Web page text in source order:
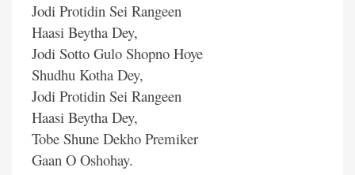
Jodi Protidin Sei Rangeen
Haasi Beytha Dey,
Jodi Sotto Gulo Shopno Hoye
Shudhu Kotha Dey,
Jodi Protidin Sei Rangeen
Haasi Beytha Dey,
Tobe Shune Dekho Premiker
Gaan O Oshohay.